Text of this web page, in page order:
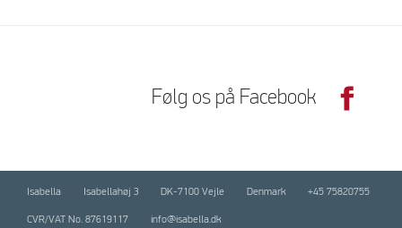
Følg os på Facebook
Isabella Isabellahøj 3 DK-7100 Vejle Denmark +45 75820755
CVR/VAT No. 87619117 info@isabella.dk